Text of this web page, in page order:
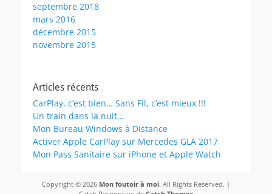
septembre 2018
mars 2016
décembre 2015
novembre 2015
Articles récents
CarPlay, c’est bien… Sans Fil, c’est mieux !!!
Un train dans la nuit…
Mon Bureau Windows à Distance
Activer Apple CarPlay sur Mercedes GLA 2017
Mon Pass Sanitaire sur iPhone et Apple Watch
Copyright © 2026 Mon foutoir à moi. All Rights Reserved. |